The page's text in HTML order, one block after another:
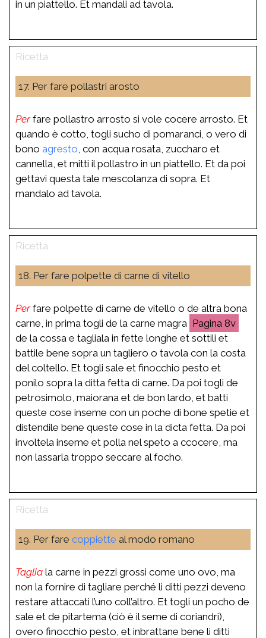
in un piattello. Et mandali ad tavola.
17. Per fare pollastri arosto
Perfare pollastro arrosto si vole cocere arrosto. Et
quando è cotto, togli sucho di pomaranci, o vero di
bono agresto , con acqua rosata, zuccharo et
cannella, et mitti il pollastro in un piattello. Et da poi
gettavi questa tale mescolanza di sopra. Et
mandalo ad tavola.
18. Per fare polpette di carne di vitello
Perfare polpette di carne de vitello o de altra bona
carne, in prima togli de la carne magra
8v
de la cossa e tagliala in fette longhe et sottili et
battile bene sopra un tagliero o tavola con la costa
del coltello. Et togli sale et finocchio pesto et
ponilo sopra la ditta fetta di carne. Da poi togli de
petrosimolo, maiorana et de bon lardo, et batti
queste cose inseme con un poche di bone spetie et
distendile bene queste cose in la dicta fetta. Da poi
involtela inseme et polla nel speto a ccocere, ma
non lassarla troppo seccare al focho.
19. Per fare coppiette al modo romano
Taglia la carne in pezzi grossi come uno ovo, ma
non la fornire di tagliare perché li ditti pezzi deveno
restare attaccati l’uno coll’altro. Et togli un pocho de
sale et de pitartema (ciò è il seme di coriandri),
overo finocchio pesto, et inbrattane bene li ditti